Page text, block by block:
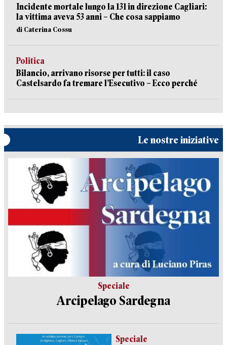
Incidente mortale lungo la 131 in direzione Cagliari:
la vittima aveva 53 anni – Che cosa sappiamo
di Caterina Cossu
Politica
Bilancio, arrivano risorse per tutti: il caso
Castelsardo fa tremare l’Esecutivo – Ecco perché
Le nostre iniziative
Speciale
Arcipelago Sardegna
Speciale